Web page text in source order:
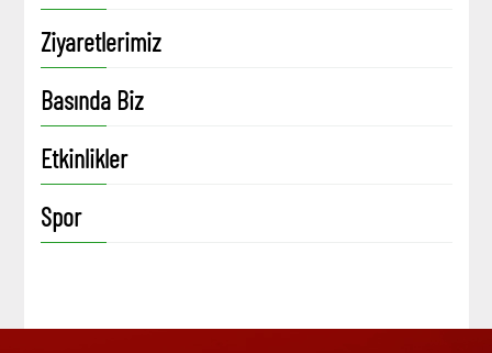
Ziyaretlerimiz
Basında Biz
Etkinlikler
Spor